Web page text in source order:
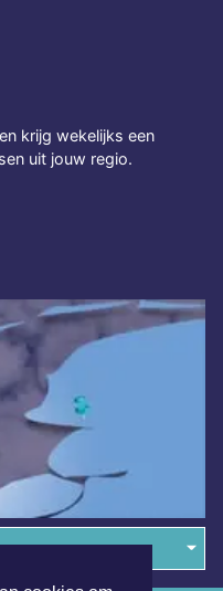
krijg wekelijks een
uit jouw regio.